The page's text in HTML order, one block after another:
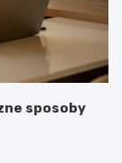
sposoby